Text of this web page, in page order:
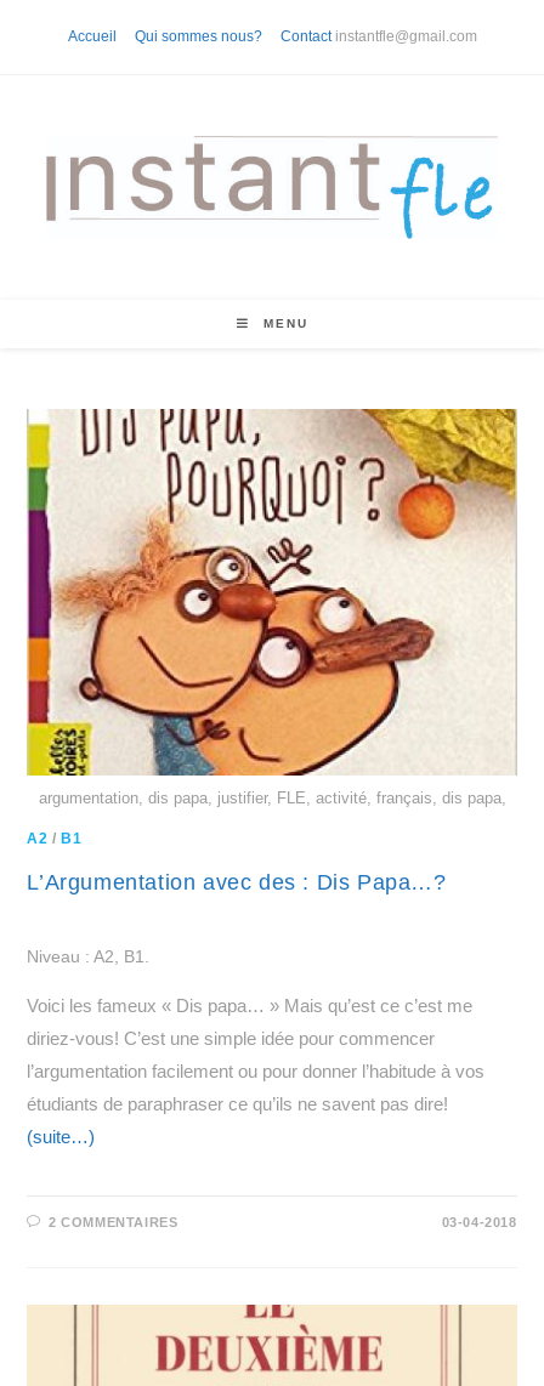
Accueil Qui sommes nous? Contact instantfle@gmail.com
MENU
argumentation, dis papa, justifier, FLE, activité, français, dis papa,
A2 /B1
L’Argumentation avec des : Dis Papa…?
Niveau : A2, B1.
Voici les fameux « Dis papa… » Mais qu’est ce c’est me
diriez-vous! C’est une simple idée pour commencer
l’argumentation facilement ou pour donner l’habitude à vos
étudiants de paraphraser ce qu’ils ne savent pas dire!
(suite…)
2 COMMENTAIRES 03-04-2018